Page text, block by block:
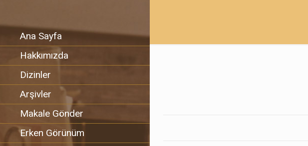
Ana Sayfa
Hakkımızda
Dizinler
Arşivler
Makale Gönder
Erken Görünüm